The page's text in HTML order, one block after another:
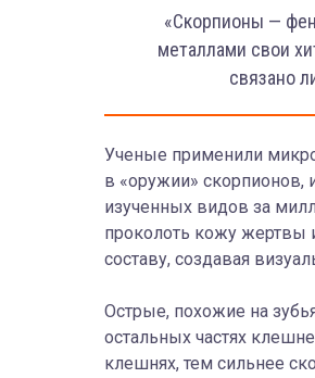
«Скорпионы —
металлами свои
связано
Ученые применили
в «оружии» скорпионов,
изученных видов за
проколоть кожу жертвы
составу, создавая
Острые, похожие на
остальных частях
клешнях, тем сильнее